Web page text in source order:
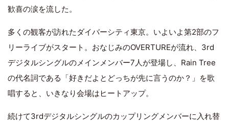
歓喜の涙を流した。
多くの観客が訪れたダイバーシティ東京。いよいよ第2部のフ
リーライブがスタート。おなじみのOVERTUREが流れ、3rd
デジタルシングルのメインメンバー7人が登場し、Rain Tree
の代名詞である「好きだよとどっちが先に言うのか？」を歌
唱すると、いきなり会場はヒートアップ。
続けて3rdデジタルシングルのカップリングメンバーに入れ替